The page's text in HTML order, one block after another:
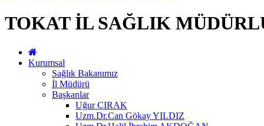
TOKAT İL SAĞLIK
Kurumsal
Sağlık Bakanımız
İl Müdürü
Başkanlar
Uğur ÇIRAK
Uzm.Dr.Can Gökay YILDIZ